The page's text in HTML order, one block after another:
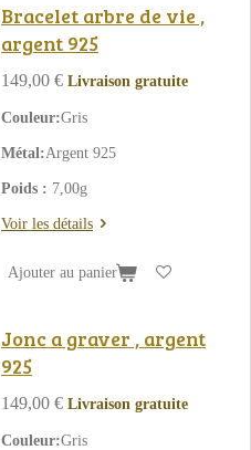
Bracelet arbre de vie ,
argent 925
149,00 € Livraison gratuite
Couleur:Gris
Métal:Argent 925
Poids : 7,00g
Voir les détails
Ajouter au panier
Jonc a graver , argent
925
149,00 € Livraison gratuite
Couleur:Gris